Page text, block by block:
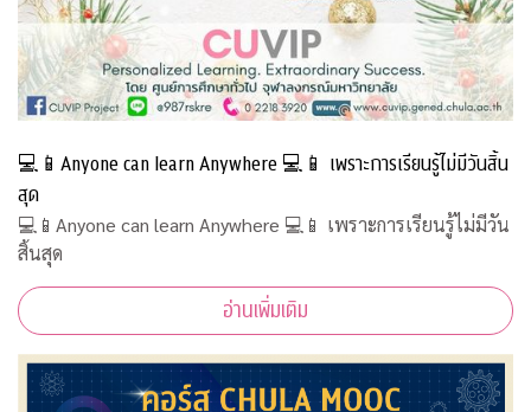
💻📱Anyone can learn Anywhere 💻📱 เพราะการเรียนรู้ไม่มีวันสิ้น
สุด
💻📱Anyone can learn Anywhere 💻📱 เพราะการเรียนรู้ไม่มีวัน
สิ้นสุด
อ่านเพิ่มเติม